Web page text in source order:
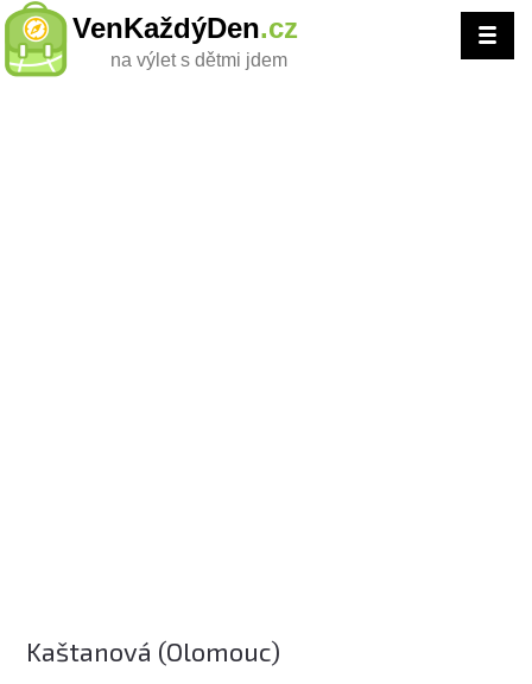
VenKaždýDen.cz
na výlet s dětmi jdem
Kaštanová (Olomouc)